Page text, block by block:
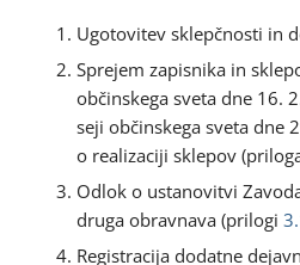
Ugotovitev sklepčnosti in
Sprejem zapisnika in
občinskega sveta dne 16.
seji občinskega sveta dne
o realizaciji sklepov
Odlok o ustanovitvi
druga obravnava (prilogi
Registracija dodatne